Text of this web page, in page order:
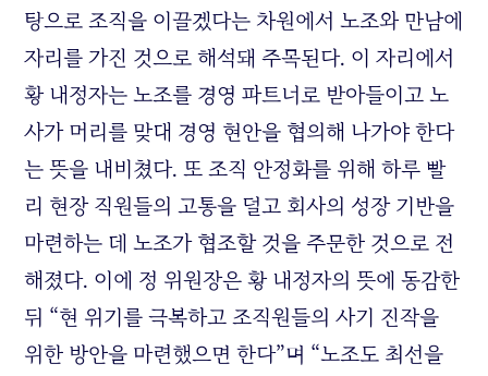
탕으로 조직을 이끌겠다는 차원에서 노조와 만남에
자리를 가진 것으로 해석돼 주목된다. 이 자리에서
황 내정자는 노조를 경영 파트너로 받아들이고 노
사가 머리를 맞대 경영 현안을 협의해 나가야 한다
는 뜻을 내비쳤다. 또 조직 안정화를 위해 하루 빨
리 현장 직원들의 고통을 덜고 회사의 성장 기반을
마련하는 데 노조가 협조할 것을 주문한 것으로 전
해졌다. 이에 정 위원장은 황 내정자의 뜻에 동감한
뒤 “현 위기를 극복하고 조직원들의 사기 진작을
위한 방안을 마련했으면 한다”며 “노조도 최선을